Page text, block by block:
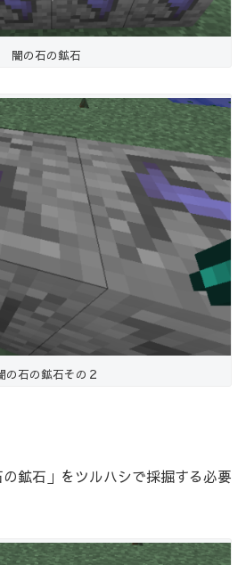
闇の石の鉱石
の石の鉱石その２
鉱石」をツルハシで採掘する必要